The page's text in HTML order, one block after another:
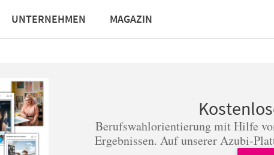
UNTERNEHMEN MAGAZIN
Berufswahlorientierung mit Hilfe
Ergebnissen. Auf unserer Azubi-